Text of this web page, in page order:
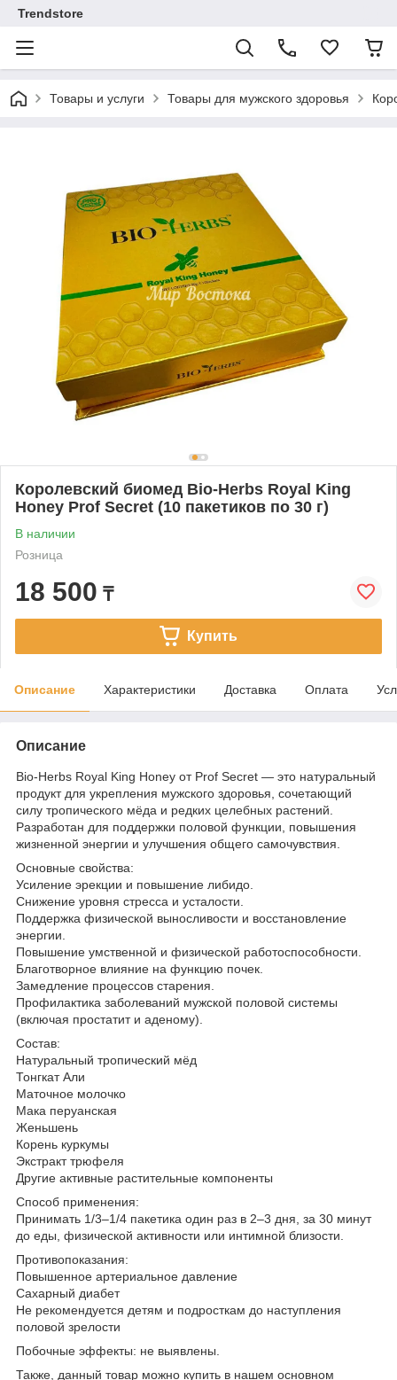
Trendstore
Товары и услуги Товары для мужского здоровья
Королевский биомед Bio-Herbs Royal King
Honey Prof Secret (10 пакетиков по 30 г)
В наличии
Розница
18 500 ₸
Купить
Описание Характеристики Доставка Оплата
Описание
Bio-Herbs Royal King Honey от Prof Secret — это натуральный
продукт для укрепления мужского здоровья, сочетающий
силу тропического мёда и редких целебных растений.
Разработан для поддержки половой функции, повышения
жизненной энергии и улучшения общего самочувствия.
Основные свойства:
Усиление эрекции и повышение либидо.
Снижение уровня стресса и усталости.
Поддержка физической выносливости и восстановление
энергии.
Повышение умственной и физической работоспособности.
Благотворное влияние на функцию почек.
Замедление процессов старения.
Профилактика заболеваний мужской половой системы
(включая простатит и аденому).
Состав:
Натуральный тропический мёд
Тонгкат Али
Маточное молочко
Мака перуанская
Женьшень
Корень куркумы
Экстракт трюфеля
Другие активные растительные компоненты
Способ применения:
Принимать 1/3–1/4 пакетика один раз в 2–3 дня, за 30 минут
до еды, физической активности или интимной близости.
Противопоказания:
Повышенное артериальное давление
Сахарный диабет
Не рекомендуется детям и подросткам до наступления
половой зрелости
Побочные эффекты: не выявлены.
Также, данный товар можно купить в нашем основном